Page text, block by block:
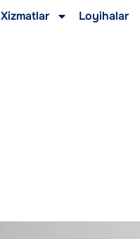
Xizmatlar Loyihalar